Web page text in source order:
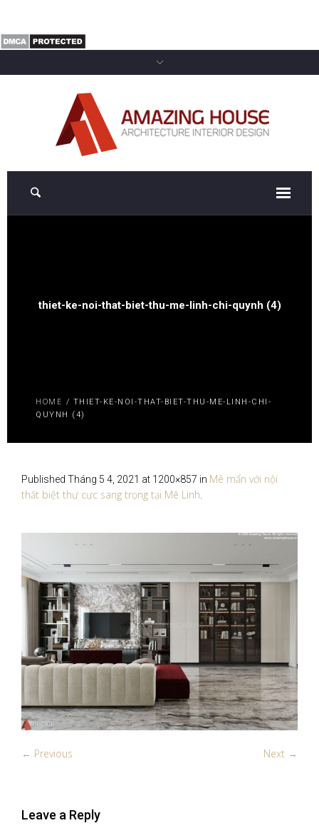
thiet-ke-noi-that-biet-thu-me-linh-chi-quynh (4)
HOME / THIET-KE-NOI-THAT-BIET-THU-ME-LINH-CHI-
QUYNH (4)
Published Tháng 5 4, 2021 at 1200×857 in Mê mẩn với nội
thất biệt thự cực sang trọng tại Mê Linh.
← Previous Next →
Leave a Reply